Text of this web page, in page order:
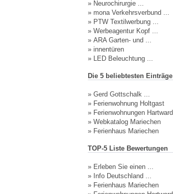
» Neurochirurgie ...
» mona Verkehrsverbund ...
» PTW Textilwerbung ...
» Werbeagentur Kopf ...
» ARA Garten- und ...
» innentüren
» LED Beleuchtung ...
Die 5 beliebtesten Einträge
» Gerd Gottschalk ...
» Ferienwohnung Holtgast
» Ferienwohnungen Hartward
» Webkatalog Mariechen
» Ferienhaus Mariechen
TOP-5 Liste Bewertungen
» Erleben Sie einen ...
»
Info Deutschland ...
» Ferienhaus Mariechen